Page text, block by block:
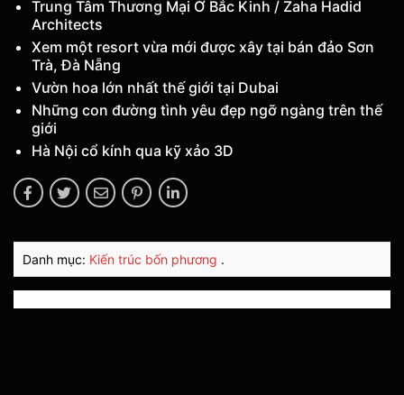
Trung Tâm Thương Mại Ở Bắc Kinh / Zaha Hadid
Architects
Xem một resort vừa mới được xây tại bán đảo Sơn
Trà, Đà Nẵng
Vườn hoa lớn nhất thế giới tại Dubai
Những con đường tình yêu đẹp ngỡ ngàng trên thế
giới
Hà Nội cổ kính qua kỹ xảo 3D
Danh mục: Kiến trúc bốn phương .